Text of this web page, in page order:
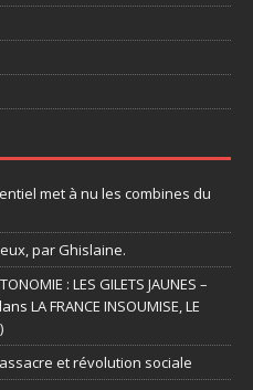
met à nu les combines du
par Ghislaine.
: LES GILETS JAUNES –
LA FRANCE INSOUMISE, LE
et révolution sociale